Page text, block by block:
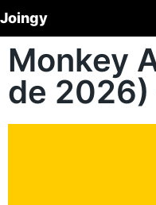
Joingy
Monkey
de